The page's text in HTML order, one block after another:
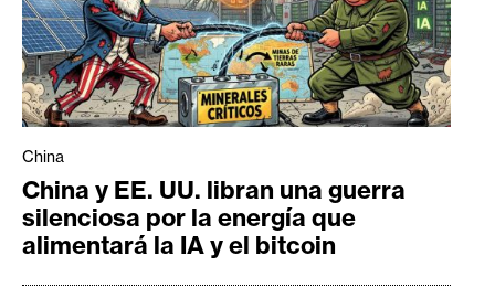
China
China y EE. UU. libran una guerra
silenciosa por la energía que
alimentará la IA y el bitcoin